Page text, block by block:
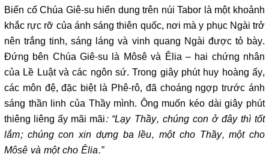
Biến cố Chúa Giê-su hiển dung trên núi Tabor là một khoảnh
khắc rực rỡ của ánh sáng thiên quốc, nơi mà y phục Ngài trở
nên trắng tinh, sáng láng và vinh quang Ngài được tỏ bày.
Đứng bên Chúa Giê-su là Môsê và Êlia – hai chứng nhân
của Lề Luật và các ngôn sứ. Trong giây phút huy hoàng ấy,
các môn đệ, đặc biệt là Phê-rô, đã choáng ngợp trước ánh
sáng thần linh của Thầy mình. Ông muốn kéo dài giây phút
thiêng liêng ấy mãi mãi: “Lạy Thầy, chúng con ở đây thì tốt
lắm; chúng con xin dựng ba lều, một cho Thầy, một cho
Môsê và một cho Êlia.”